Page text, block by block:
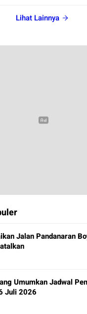
Lihat Lainnya
Jalan Pandanaran
Umumkan Jadwal
Juli 2026